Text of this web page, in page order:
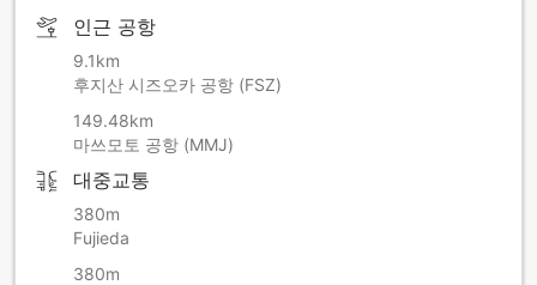
인근 공항
9.1km
후지산 시즈오카 공항 (FSZ)
149.48km
마쓰모토 공항 (MMJ)
대중교통
380m
Fujieda
380m